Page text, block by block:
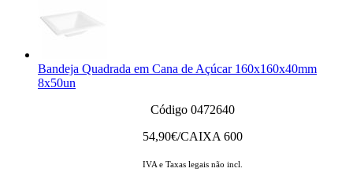
Bandeja Quadrada em Cana de Açúcar 160x160x40mm
8x50un
Código 0472640
54,90€/CAIXA 600
IVA e Taxas legais não incl.